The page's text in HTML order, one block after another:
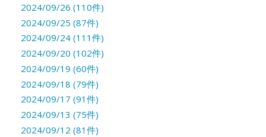
2024/09/26 (110件)
2024/09/25 (87件)
2024/09/24 (111件)
2024/09/20 (102件)
2024/09/19 (60件)
2024/09/18 (79件)
2024/09/17 (91件)
2024/09/13 (75件)
2024/09/12 (81件)